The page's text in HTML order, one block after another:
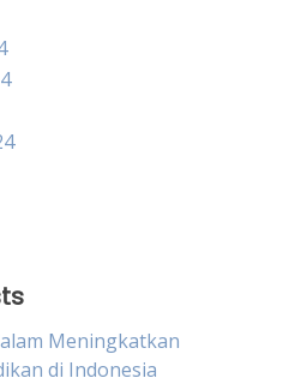
Meningkatkan
di Indonesia